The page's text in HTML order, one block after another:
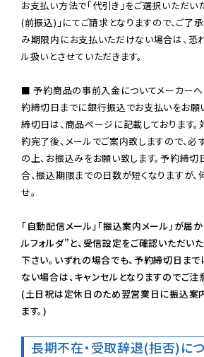
お支払い方法で「代引き」をご選択いただい
(前振込)」にてご請求となりますので、ご了
み期限内にお支払いただけない場合は、恐
ル扱いとさせていただきます。
■ 予約商品の事前入金についてメーカー
約締切日までに銀行振込でお支払いをお願
締切日は、商品ページに記載しております
約完了後、メールでご案内致しますので、必
の上、お振込みをお願い致します。予約締
合、振込期限までの日数が短くなりますが
せ。
「自動配信メール」「振込案内メール」が届
ルフォルダ”と、受信設定をご確認いただい
下さい。いずれの場合でも、予約締切日ま
ない場合は、キャンセルとなりますのでご注
(土日祝は定休日のため翌営業日に振込案
ます。)
長期不在・受取辞退(拒否)に